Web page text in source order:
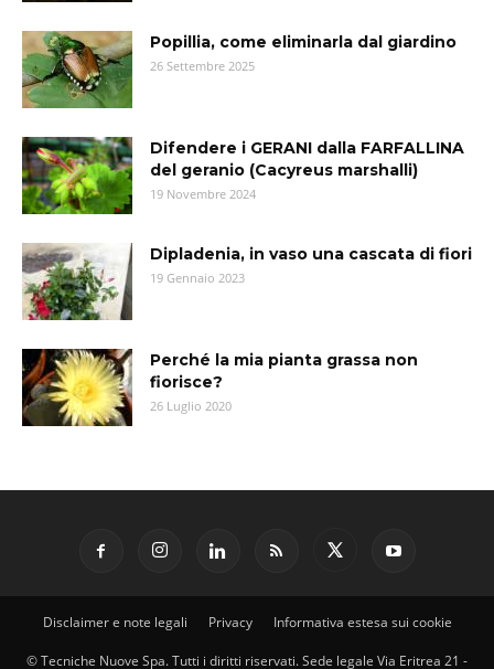
Popillia, come eliminarla dal giardino
26 Settembre 2025
Difendere i GERANI dalla FARFALLINA
del geranio (Cacyreus marshalli)
19 Novembre 2024
Dipladenia, in vaso una cascata di fiori
19 Gennaio 2023
Perché la mia pianta grassa non
fiorisce?
26 Luglio 2020
Disclaimer e note legali Privacy Informativa estesa sui cookie
© Tecniche Nuove Spa. Tutti i diritti riservati. Sede legale Via Eritrea 21 -